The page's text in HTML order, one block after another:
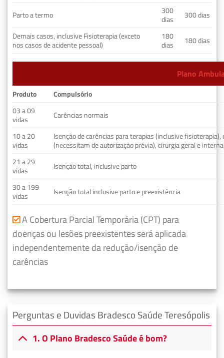
Parto a termo
300
dias
300 dias
Demais casos, inclusive Fisioterapia (exceto
nos casos de acidente pessoal)
180
dias
180 dias
Plano
Produto
Compulsório
03 a 09
vidas
Carências normais
10 a 20
vidas
Isenção de carências para terapias (inclusive fisioterapia),
(necessitam de autorização prévia), cirurgia geral e
21 a 29
vidas
Isenção total, inclusive parto
30 a 199
vidas
Isenção total inclusive parto e preexistência
A Cobertura Parcial Temporária (CPT) para
doenças ou lesões preexistentes será aplicada
independentemente da redução/isenção de
carências
Perguntas e Duvidas Bradesco Saúde Teresópolis
1. O Plano Bradesco Saúde é bom?